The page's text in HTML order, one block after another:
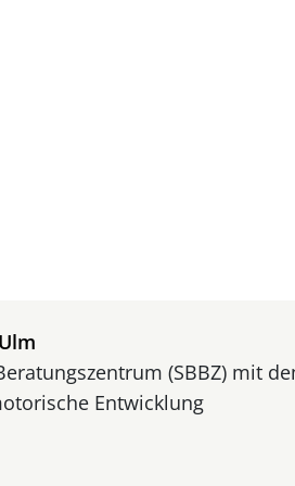
(SBBZ) mit
Entwicklung